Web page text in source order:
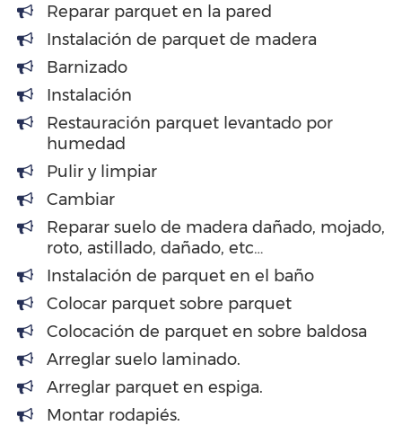
Reparar parquet en la pared
Instalación de parquet de madera
Barnizado
Instalación
Restauración parquet levantado por
humedad
Pulir y limpiar
Cambiar
Reparar suelo de madera dañado, mojado,
roto, astillado, dañado, etc…
Instalación de parquet en el baño
Colocar parquet sobre parquet
Colocación de parquet en sobre baldosa
Arreglar suelo laminado.
Arreglar parquet en espiga.
Montar rodapiés.